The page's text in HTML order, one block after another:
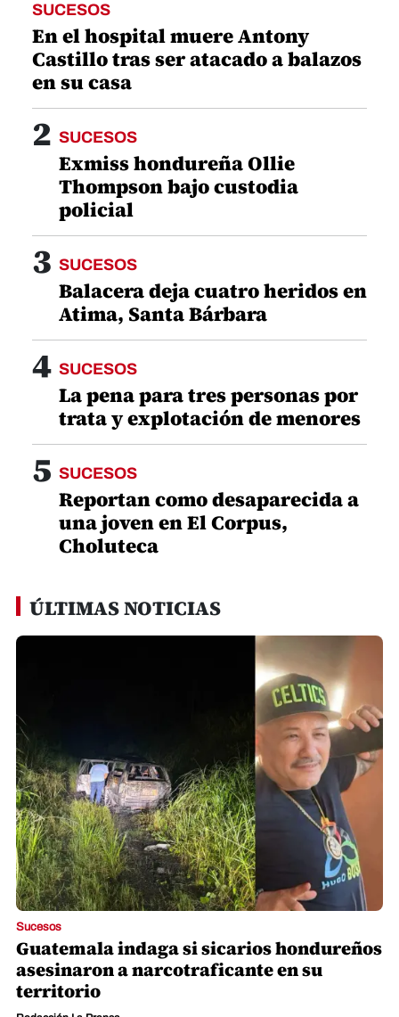
SUCESOS
En el hospital muere Antony
Castillo tras ser atacado a balazos
en su casa
2 SUCESOS
Exmiss hondureña Ollie
Thompson bajo custodia
policial
3 SUCESOS
Balacera deja cuatro heridos en
Atima, Santa Bárbara
4 SUCESOS
La pena para tres personas por
trata y explotación de menores
5 SUCESOS
Reportan como desaparecida a
una joven en El Corpus,
Choluteca
ÚLTIMAS NOTICIAS
Sucesos
Guatemala indaga si sicarios hondureños
asesinaron a narcotraficante en su
territorio